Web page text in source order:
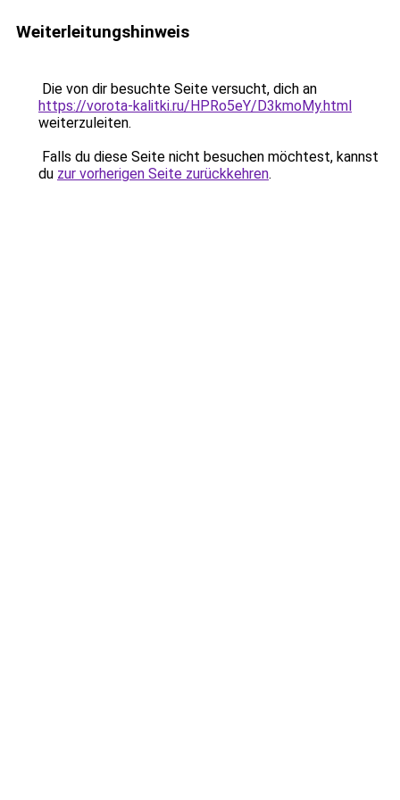
Weiterleitungshinweis
Die von dir besuchte Seite versucht, dich an
https://vorota-kalitki.ru/HPRo5eY/D3kmoMy.html
weiterzuleiten.
Falls du diese Seite nicht besuchen möchtest, kannst
du zur vorherigen Seite zurückkehren.